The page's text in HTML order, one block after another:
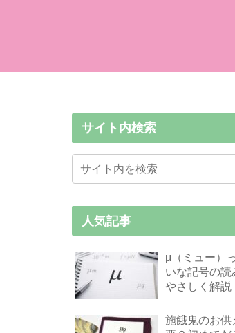
サイト内検索
人気記事
μ（ミュー）
いな記号の読
やさしく解説
施餓鬼のお供